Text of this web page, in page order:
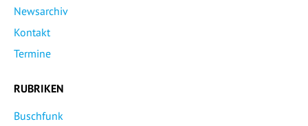
Newsarchiv
Kontakt
Termine
RUBRIKEN
Buschfunk